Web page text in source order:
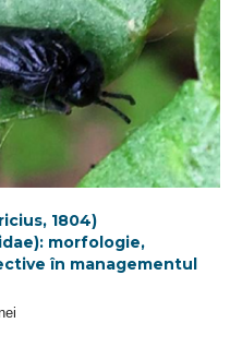
1804)
morfologie,
în managementul